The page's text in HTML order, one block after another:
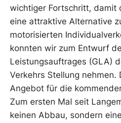
wichtiger Fortschritt, damit
eine attraktive Alternative
motorisierten
konnten wir zum Entwurf
Leistungsauftrages (GLA)
Verkehrs Stellung nehmen.
Angebot für die
Zum ersten Mal seit
keinen Abbau, sondern